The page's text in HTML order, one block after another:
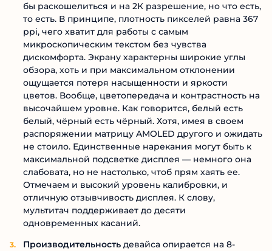
бы раскошелиться и на 2К разрешение, но что есть,
то есть. В принципе, плотность пикселей равна 367
ppi, чего хватит для работы с самым
микроскопическим текстом без чувства
дискомфорта. Экрану характерны широкие углы
обзора, хоть и при максимальном отклонении
ощущается потеря насыщенности и яркости
цветов. Вообще, цветопередача и контрастность на
высочайшем уровне. Как говорится, белый есть
белый, чёрный есть чёрный. Хотя, имея в своем
распоряжении матрицу AMOLED другого и ожидать
не стоило. Единственные нарекания могут быть к
максимальной подсветке дисплея — немного она
слабовата, но не настолько, чтоб прям хаять ее.
Отмечаем и высокий уровень калибровки, и
отличную отзывчивость дисплея. К слову,
мультитач поддерживает до десяти
одновременных касаний.
Производительность девайса опирается на 8-